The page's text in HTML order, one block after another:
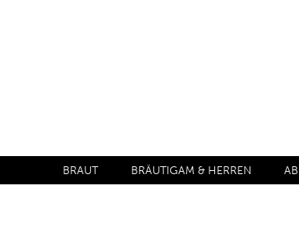
BRAUT BRÄUTIGAM & HERREN